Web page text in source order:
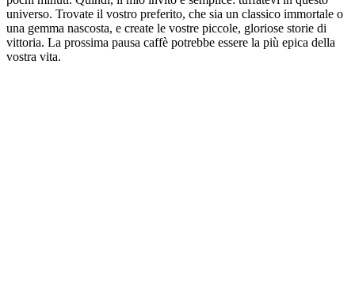
universo. Trovate il vostro preferito, che sia un classico immortale o
una gemma nascosta, e create le vostre piccole, gloriose storie di
vittoria. La prossima pausa caffè potrebbe essere la più epica della
vostra vita.